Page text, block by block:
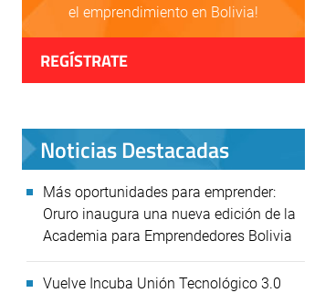
el emprendimiento en Bolivia!
REGÍSTRATE
Noticias Destacadas
Más oportunidades para emprender:
Oruro inaugura una nueva edición de la
Academia para Emprendedores Bolivia
Vuelve Incuba Unión Tecnológico 3.0